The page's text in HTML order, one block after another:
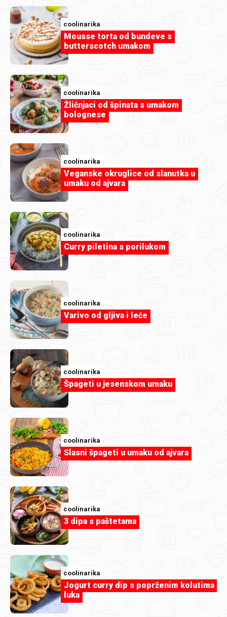
GaLaRi
IMG_2025.jpeg
marijadj
Za moju fruit kolekciju....jpg
duka73
Još slatkiša.jpg
coolinarika
Mousse torta od bundeve s
butterscotch umakom
coolinarika
Žličnjaci od špinata s umakom
bolognese
coolinarika
Veganske okruglice od slanutka u
umaku od ajvara
coolinarika
Curry piletina s porilukom
coolinarika
Varivo od gljiva i leće
coolinarika
Špageti u jesenskom umaku
coolinarika
Slasni špageti u umaku od ajvara
coolinarika
3 dipa s paštetama
coolinarika
Jogurt curry dip s poprženim kolutima
luka